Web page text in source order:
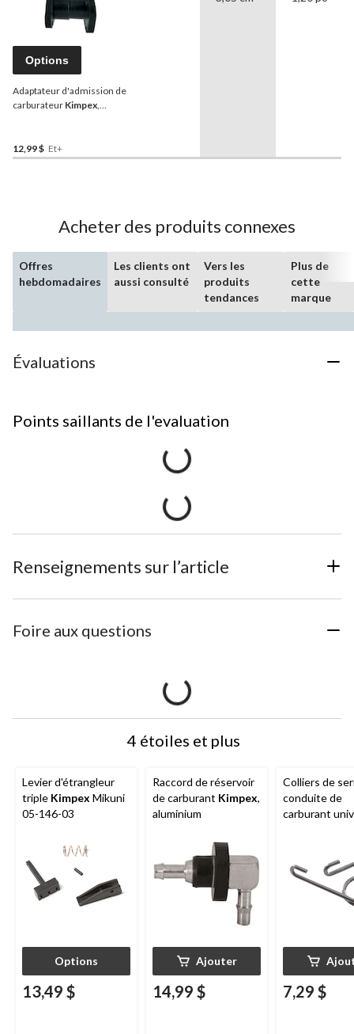
Options
Adaptateur d'admission de
carburateur Kimpex
12,99 $ Et+
Acheter des produits connexes
Offres
hebdomadaires
Les clients ont
aussi consulté
Vers les
produits
tendances
Plus de
cette
marque
Évaluations
Points saillants de l'evaluation
Renseignements sur l’article
Foire aux questions
4 étoiles et plus
Levier d'étrangleur
triple Kimpex Mikuni
05-146-03
Options
13,49 $
Raccord de réservoir
de carburant Kimpex,
aluminium
Ajouter
14,99 $
Colliers de
conduite de
carburant
7,29 $